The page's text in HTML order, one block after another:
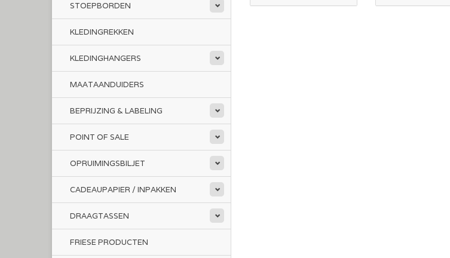
STOEPBORDEN
KLEDINGREKKEN
KLEDINGHANGERS
MAATAANDUIDERS
BEPRIJZING & LABELING
POINT OF SALE
OPRUIMINGSBILJET
CADEAUPAPIER / INPAKKEN
DRAAGTASSEN
FRIESE PRODUCTEN